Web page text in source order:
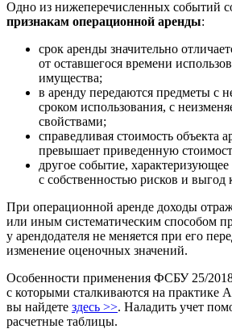
Одно из нижеперечисленных событий
признакам операционной аренды:
срок аренды значительно
от оставшегося времени
имущества;
в аренду передаются предметы с
сроком использования, с
свойствами;
справедливая стоимость объекта
превышает приведенную
другое событие,
с собственностью рисков и выгод
При операционной аренде доходы
или иным систематическим способом
у арендодателя не меняется при его
изменение оценочных значений.
Особенности применения ФСБУ 25/
с которыми сталкиваются на
вы найдете здесь >>. Наладить учет
расчетные таблицы.